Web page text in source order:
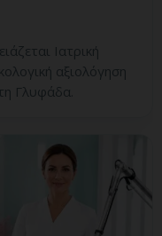
Ιατρική
αξιολόγηση
Γλυφάδα.